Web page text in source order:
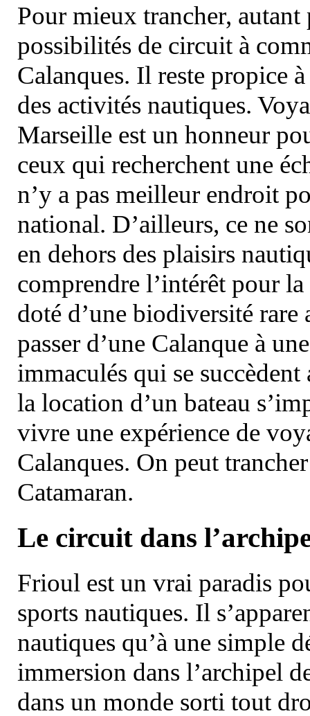
Pour mieux trancher, autant
possibilités de circuit à
Calanques. Il reste propice
des activités nautiques.
Marseille est un honneur
ceux qui recherchent une
n’y a pas meilleur endroit
national. D’ailleurs, ce ne
en dehors des plaisirs
comprendre l’intérêt pour
doté d’une biodiversité
passer d’une Calanque à
immaculés qui se
la location d’un bateau
vivre une expérience de
Calanques. On peut
Catamaran.
Le circuit dans
Frioul est un vrai paradis
sports nautiques. Il
nautiques qu’à une simple
immersion dans l’archipel
dans un monde sorti tout